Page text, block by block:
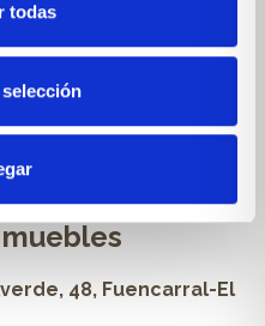
todas
48, Fuencarral-El